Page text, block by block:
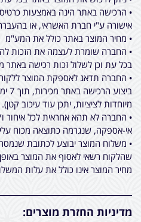
• הרכישה באתר הינה באמצעות
אישורה ע"י חברת האשראי, או
• מחיר המוצר באתר כולל את המע"מ
• החברה שומרת לעצמה את הזכות
בכל עת וכן לשלול זכות רכישה באתר
• החברה תדאג לאספקת המוצר
מיוחדות לציציות, יתכן עוד עיכוב קטן).
• החברה לא תהא אחראית לכל איחור
אי-אספקה, שנגרמה כתוצאה מכוח
• משלוח המוצר יבוצע לכתובת
שהלקוח רשאי לאסוף את המוצר
מחיר המוצר אינו כולל את עלות
מדיניות החזרת מוצרים: